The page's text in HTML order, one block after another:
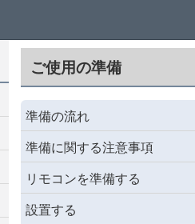
ご使用の準備
準備の流れ
準備に関する注意事項
リモコンを準備する
設置する